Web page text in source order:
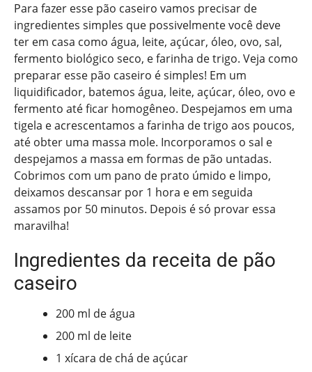
Para fazer esse pão caseiro vamos precisar de
ingredientes simples que possivelmente você deve
ter em casa como água, leite, açúcar, óleo, ovo, sal,
fermento biológico seco, e farinha de trigo. Veja como
preparar esse pão caseiro é simples! Em um
liquidificador, batemos água, leite, açúcar, óleo, ovo e
fermento até ficar homogêneo. Despejamos em uma
tigela e acrescentamos a farinha de trigo aos poucos,
até obter uma massa mole. Incorporamos o sal e
despejamos a massa em formas de pão untadas.
Cobrimos com um pano de prato úmido e limpo,
deixamos descansar por 1 hora e em seguida
assamos por 50 minutos. Depois é só provar essa
maravilha!
Ingredientes da receita de pão
caseiro
200 ml de água
200 ml de leite
1 xícara de chá de açúcar